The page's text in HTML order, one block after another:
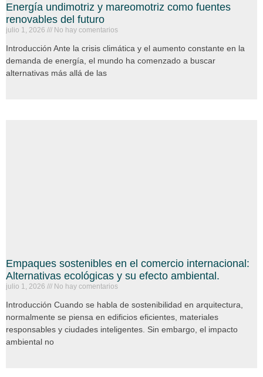
Energía undimotriz y mareomotriz como fuentes
renovables del futuro
julio 1, 2026 No hay comentarios
Introducción Ante la crisis climática y el aumento constante en la
demanda de energía, el mundo ha comenzado a buscar
alternativas más allá de las
Empaques sostenibles en el comercio internacional:
Alternativas ecológicas y su efecto ambiental.
julio 1, 2026 No hay comentarios
Introducción Cuando se habla de sostenibilidad en arquitectura,
normalmente se piensa en edificios eficientes, materiales
responsables y ciudades inteligentes. Sin embargo, el impacto
ambiental no